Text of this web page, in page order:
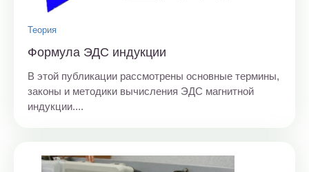
Теория
Формула ЭДС индукции
В этой публикации рассмотрены основные термины,
законы и методики вычисления ЭДС магнитной
индукции....